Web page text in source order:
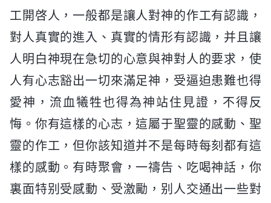
工開啓人，一般都是讓人對神的作工有認識，
對人真實的進入、真實的情形有認識，并且讓
人明白神現在急切的心意與神對人的要求，使
人有心志豁出一切來滿足神，受逼迫患難也得
愛神，流血犧牲也得為神站住見證，不得反
悔。你有這樣的心志，這屬于聖靈的感動、聖
靈的作工，但你該知道并不是每時每刻都有這
樣的感動。有時聚會，一禱告、吃喝神話，你
裏面特别受感動、受激勵，别人交通出一些對